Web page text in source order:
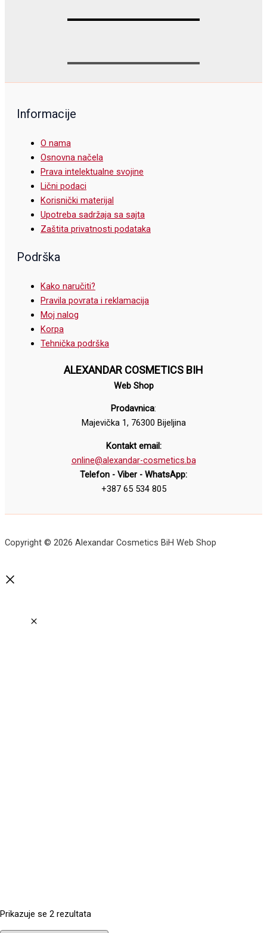
Prikazuje se 2 rezultata
Informacije
O nama
Osnovna načela
Prava intelektualne svojine
Lični podaci
Korisnički materijal
Upotreba sadržaja sa sajta
Zaštita privatnosti podataka
Podrška
Kako naručiti?
Pravila povrata i reklamacija
Moj nalog
Korpa
Tehnička podrška
ALEXANDAR COSMETICS BIH
Web Shop
Prodavnica:
Majevička 1, 76300 Bijeljina
Kontakt email:
online@alexandar-cosmetics.ba
Telefon - Viber - WhatsApp:
+387 65 534 805
Copyright © 2026 Alexandar Cosmetics BiH Web Shop